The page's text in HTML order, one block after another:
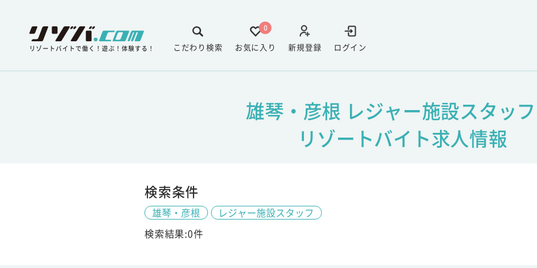
リゾートバイトで働く！遊ぶ！体験する！ ログイン
新規登録
0
お気に入り
こだわり検索
雄琴・彦根 レジャー施設スタッ
リゾートバイト求人情報
検索条件
雄琴・彦根
レジャー施設スタッフ
検索結果:0件